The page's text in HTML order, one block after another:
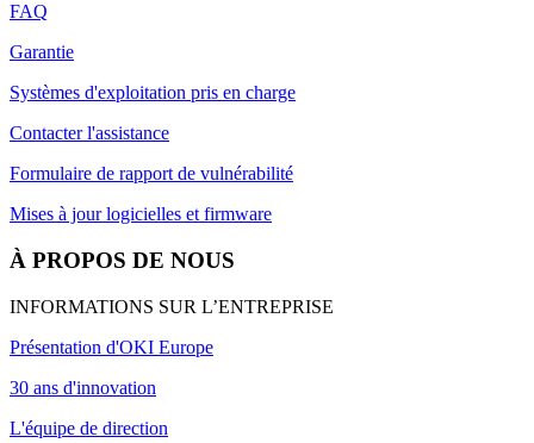
FAQ
Garantie
Systèmes d'exploitation pris en charge
Contacter l'assistance
Formulaire de rapport de vulnérabilité
Mises à jour logicielles et firmware
À PROPOS DE NOUS
INFORMATIONS SUR L’ENTREPRISE
Présentation d'OKI Europe
30 ans d'innovation
L'équipe de direction